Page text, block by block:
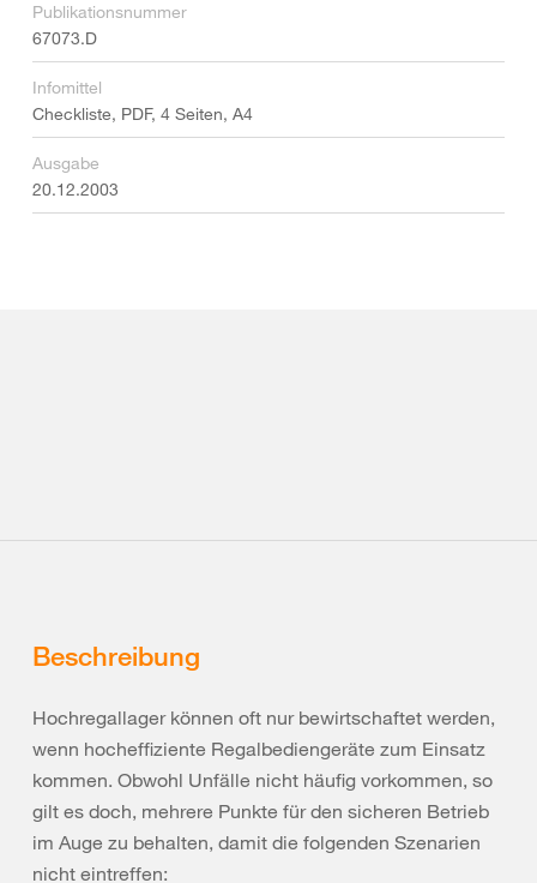
Publikationsnummer
67073.D
Infomittel
Checkliste, PDF, 4 Seiten, A4
Ausgabe
20.12.2003
Beschreibung
Hochregallager können oft nur bewirtschaftet werden,
wenn hocheffiziente Regalbediengeräte zum Einsatz
kommen. Obwohl Unfälle nicht häufig vorkommen, so
gilt es doch, mehrere Punkte für den sicheren Betrieb
im Auge zu behalten, damit die folgenden Szenarien
nicht eintreffen: